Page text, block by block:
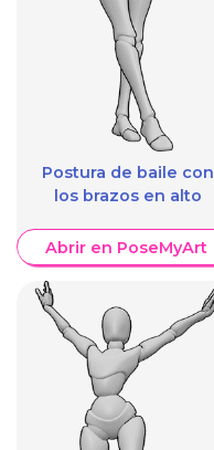
Postura de baile con
los brazos en alto
Abrir en PoseMyArt